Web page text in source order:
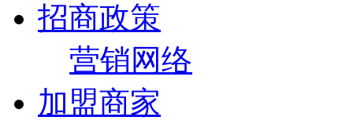
招商政策
营销网络
加盟商家